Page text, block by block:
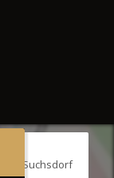
Suchsdorf